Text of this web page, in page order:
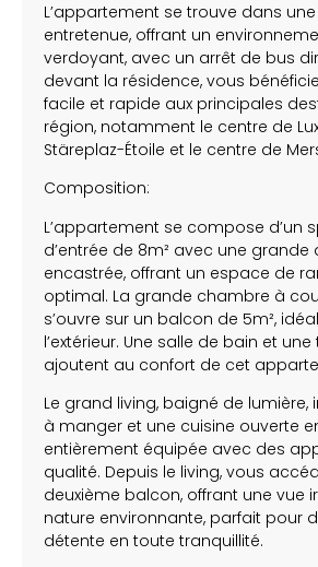
L’appartement se trouve dans
entretenue, offrant un
verdoyant, avec un arrêt de bus
devant la résidence, vous
facile et rapide aux principales
région, notamment le centre de
Stäreplaz-Étoile et le centre de
Composition:
L’appartement se compose d’un
d’entrée de 8m² avec une grande
encastrée, offrant un espace de
optimal. La grande chambre à
s’ouvre sur un balcon de 5m²,
l’extérieur. Une salle de bain et
ajoutent au confort de cet
Le grand living, baigné de lumière,
à manger et une cuisine ouverte
entièrement équipée avec des
qualité. Depuis le living, vous
deuxième balcon, offrant une vue
nature environnante, parfait pour
détente en toute tranquillité.